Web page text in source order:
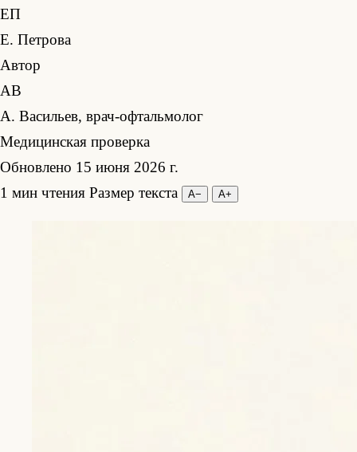
ЕП
Е. Петрова
Автор
АВ
А. Васильев, врач-офтальмолог
Медицинская проверка
Обновлено 15 июня 2026 г.
1 мин чтения Размер текста А− А+